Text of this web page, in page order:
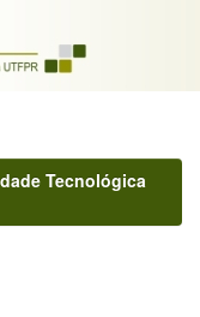
Tecnológica